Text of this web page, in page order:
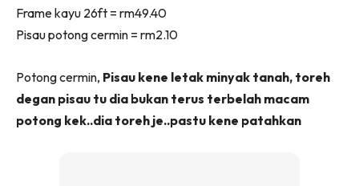
Tip Impiana
Tip Laman
Frame kayu 26ft = rm49.40
Pisau potong cermin = rm2.10
Potong cermin, Pisau kene letak minyak tanah, toreh
degan pisau tu dia bukan terus terbelah macam
potong kek..dia toreh je..pastu kene patahkan